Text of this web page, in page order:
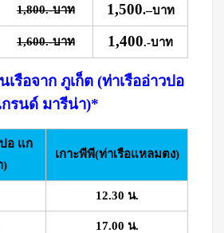
1,800.-บาท 1,500.–บาท
1,600.-บาท 1,400.-บาท
เรือจาก ภูเก็ต (ท่าเรืออ่าวปอ
รนด์ มารีน่า)*
อ แก
)
เกาะพีพี(ท่าเรือแหลมตง)
12.30 น.
17.00 น.